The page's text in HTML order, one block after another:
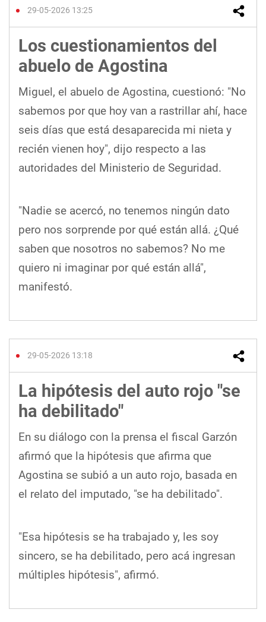
29-05-2026 13:25
Los cuestionamientos del
abuelo de Agostina
Miguel, el abuelo de Agostina, cuestionó: "No
sabemos por que hoy van a rastrillar ahí, hace
seis días que está desaparecida mi nieta y
recién vienen hoy", dijo respecto a las
autoridades del Ministerio de Seguridad.
"Nadie se acercó, no tenemos ningún dato
pero nos sorprende por qué están allá. ¿Qué
saben que nosotros no sabemos? No me
quiero ni imaginar por qué están allá",
manifestó.
29-05-2026 13:18
La hipótesis del auto rojo "se
ha debilitado"
En su diálogo con la prensa el fiscal Garzón
afirmó que la hipótesis que afirma que
Agostina se subió a un auto rojo, basada en
el relato del imputado, "se ha debilitado".
"Esa hipótesis se ha trabajado y, les soy
sincero, se ha debilitado, pero acá ingresan
múltiples hipótesis", afirmó.